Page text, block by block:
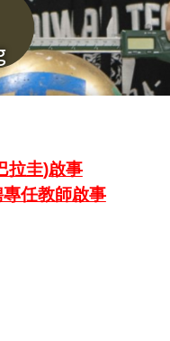
拉圭)啟事
專任教師啟事